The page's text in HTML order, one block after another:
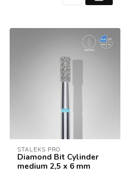
STALEKS PRO
Diamond Bit Cylinder
medium 2,5 x 6 mm